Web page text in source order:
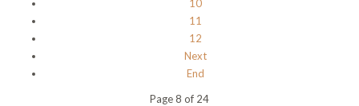
10
11
12
Next
End
Page 8 of 24